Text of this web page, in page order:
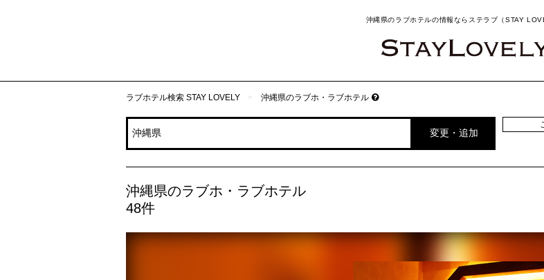
沖縄県のラブホテルの情報ならステラブ（STAY
ラブホテル検索 STAY LOVELY 沖縄県のラブホ・ラブホテル
変更・追加
沖縄県のラブホ・ラブホテル
48件